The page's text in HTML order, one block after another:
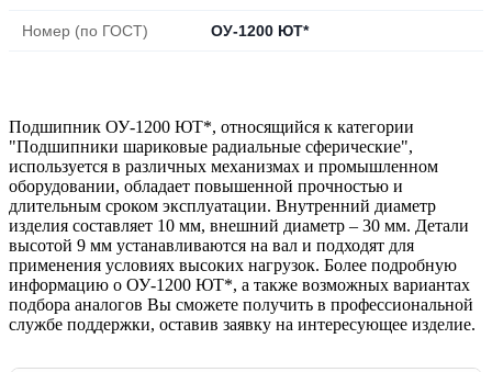
Номер (по ГОСТ) ОУ-1200 ЮТ*
Подшипник ОУ-1200 ЮТ*, относящийся к категории
"Подшипники шариковые радиальные сферические",
используется в различных механизмах и промышленном
оборудовании, обладает повышенной прочностью и
длительным сроком эксплуатации. Внутренний диаметр
изделия составляет 10 мм, внешний диаметр – 30 мм. Детали
высотой 9 мм устанавливаются на вал и подходят для
применения условиях высоких нагрузок. Более подробную
информацию о ОУ-1200 ЮТ*, а также возможных вариантах
подбора аналогов Вы сможете получить в профессиональной
службе поддержки, оставив заявку на интересующее изделие.